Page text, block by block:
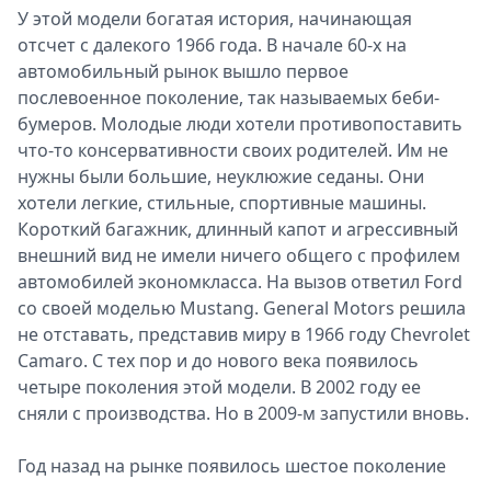
Кино
Афиша
Книги
Выставки
Пресс-
релизы
О
Metro
Стримы
Спецпроекты
Звезды
Выборы
2026
Скачай
Metro
У этой модели богатая история, начинающая
отсчет с далекого 1966 года. В начале 60-х на
автомобильный рынок вышло первое
послевоенное поколение, так называемых беби-
бумеров. Молодые люди хотели противопоставить
что-то консервативности своих родителей. Им не
нужны были большие, неуклюжие седаны. Они
хотели легкие, стильные, спортивные машины.
Короткий багажник, длинный капот и агрессивный
внешний вид не имели ничего общего с профилем
автомобилей экономкласса. На вызов ответил Ford
со своей моделью Mustang. General Motors решила
не отставать, представив миру в 1966 году Chevrolet
Camaro. С тех пор и до нового века появилось
четыре поколения этой модели. В 2002 году ее
сняли с производства. Но в 2009-м запустили вновь.
Год назад на рынке появилось шестое поколение